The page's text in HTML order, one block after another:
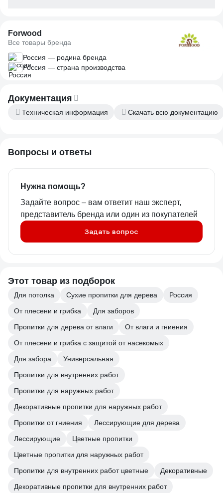
Forwood
Все товары бренда
Россия — родина бренда
Россия — страна производства
Документация
Техническая информация Скачать всю документацию
Вопросы и ответы
Нужна помощь?
Задайте вопрос – вам ответит наш эксперт,
представитель бренда или один из покупателей
Задать вопрос
Этот товар из подборок
Для потолка Сухие пропитки для дерева
Россия
От плесени и грибка
Для заборов
Пропитки для дерева от влаги
От влаги и гниения
От плесени и грибка с защитой от насекомых
Для забора
Универсальная
Пропитки для внутренних работ
Пропитки для наружных работ
Декоративные пропитки для наружных работ
Пропитки от гниения
Лессирующие для дерева
Лессирующие
Цветные пропитки
Цветные пропитки для наружных работ
Пропитки для внутренних работ цветные
Декоративные
Декоративные пропитки для внутренних работ